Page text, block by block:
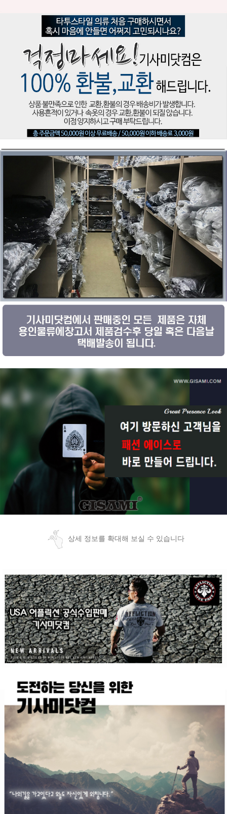
상세 정보를 확대해 보실 수 있습니다